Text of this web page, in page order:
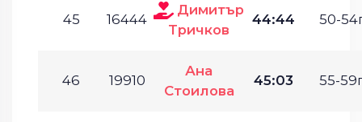
45 16444
Димитър
Тричков
44:44 50-
46 19910
Ана
Стоилова
45:03 55-